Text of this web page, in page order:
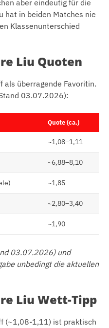
aber eindeutig für die
hat in beiden Matches nie
Klassenunterschied
Liu Quoten
als überragende Favoritin.
03.07.2026):
Quote (ca.)
~1,08–1,11
~6,88–8,10
~1,85
~2,80–3,40
~1,90
03.07.2026) und
unbedingt die aktuellen
Liu Wett-Tipp
(~1,08-1,11) ist praktisch